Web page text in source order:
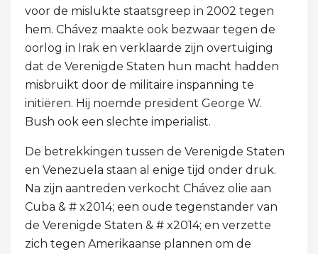
voor de mislukte staatsgreep in 2002 tegen
hem. Chávez maakte ook bezwaar tegen de
oorlog in Irak en verklaarde zijn overtuiging
dat de Verenigde Staten hun macht hadden
misbruikt door de militaire inspanning te
initiëren. Hij noemde president George W.
Bush ook een slechte imperialist.
De betrekkingen tussen de Verenigde Staten
en Venezuela staan ​​al enige tijd onder druk.
Na zijn aantreden verkocht Chávez olie aan
Cuba & # x2014; een oude tegenstander van
de Verenigde Staten & # x2014; en verzette
zich tegen Amerikaanse plannen om de